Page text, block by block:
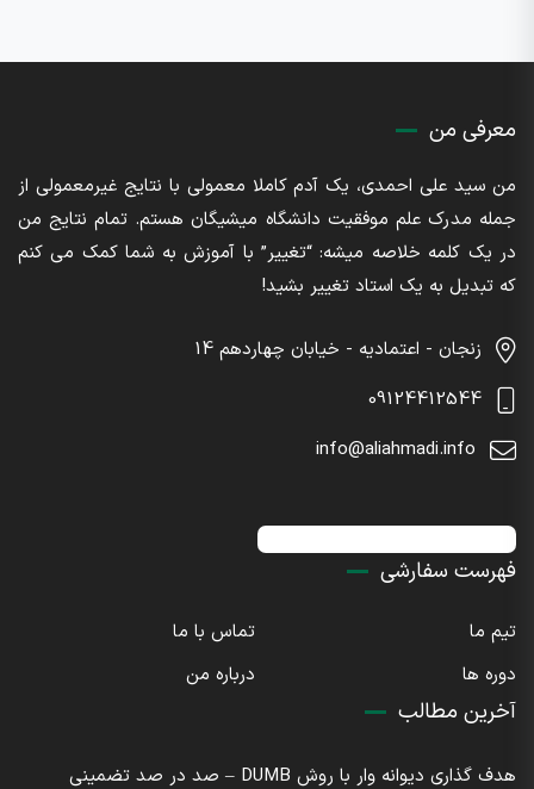
معرفی من
من سید علی احمدی، یک آدم کاملا معمولی با نتایج غیرمعمولی از
جمله مدرک علم موفقیت دانشگاه میشیگان هستم. تمام نتایج من
در یک کلمه خلاصه میشه: “تغییر” با آموزش به شما کمک می کنم
که تبدیل به یک استاد تغییر بشید!
زنجان - اعتمادیه - خیابان چهاردهم 14
09124412544
info@aliahmadi.info
فهرست سفارشی
تیم ما
تماس با ما
دوره ها
درباره من
آخرین مطالب
هدف گذاری دیوانه وار با روش DUMB – صد در صد تضمینی